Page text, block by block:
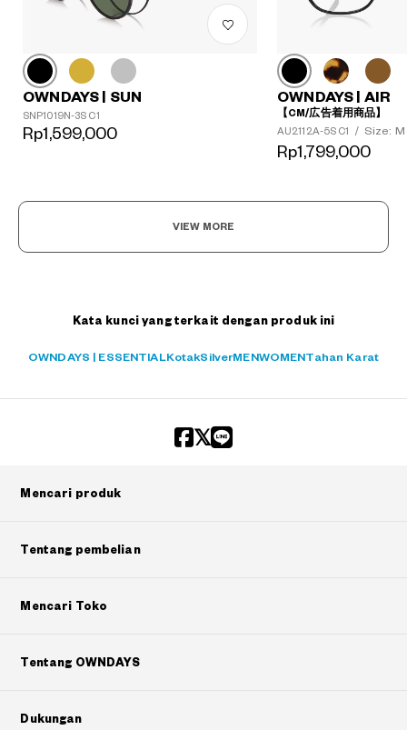
OWNDAYS | SUN
SNP1019N-3S C1
Rp1,599,000
OWNDAYS | AIR
【CM/広告着用商品】
AU2112A-5S C1
/ Size: M
Rp1,799,000
VIEW MORE
Kata kunci yang terkait dengan produk ini
OWNDAYS | ESSENTIALKotakSilverMENWOMEN Tahan Karat
Mencari produk
Tentang pembelian
Mencari Toko
Tentang OWNDAYS
Dukungan